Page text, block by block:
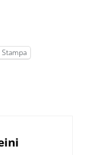
Stampa